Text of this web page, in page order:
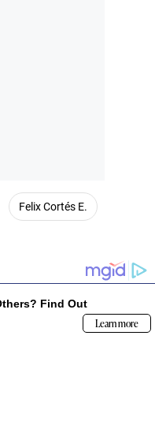
Felix Cortés E.